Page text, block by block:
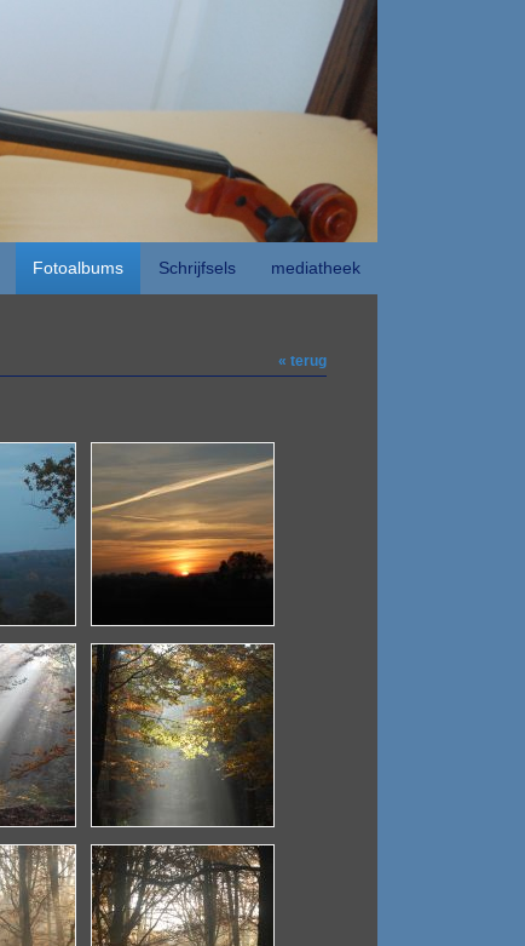
Fotoalbums Schrijfsels mediatheek
« terug